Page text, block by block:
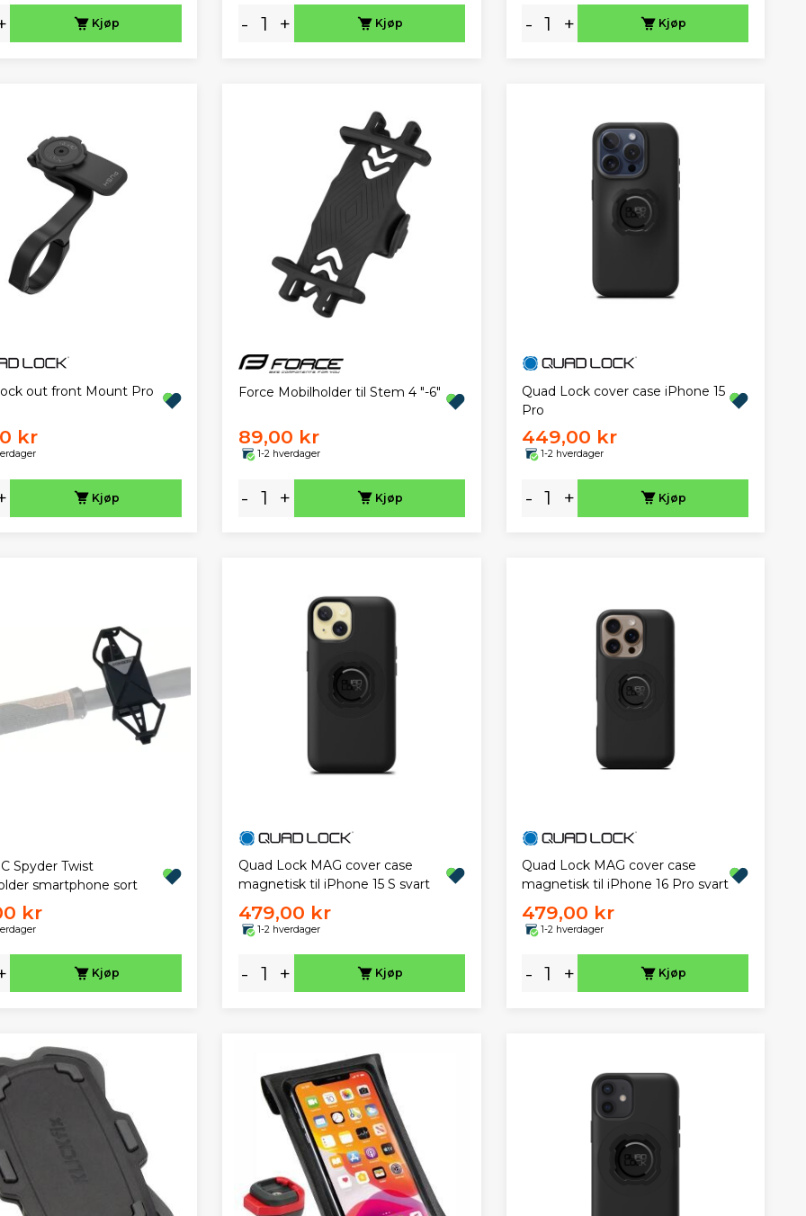
Kjøp - + Kjøp - + Kjøp
out front Mount Pro
kr
Kjøp
Force Mobilholder til Stem 4 "-6"
89,00 kr
1-2 hverdager
- + Kjøp
Quad Lock cover case iPhone 15
Pro
449,00 kr
1-2 hverdager
- + Kjøp
Spyder Twist
smartphone sort
kr
Kjøp
Quad Lock MAG cover case
magnetisk til iPhone 15 S svart
479,00 kr
1-2 hverdager
- + Kjøp
Quad Lock MAG cover case
magnetisk til iPhone 16 Pro svart
479,00 kr
1-2 hverdager
- + Kjøp